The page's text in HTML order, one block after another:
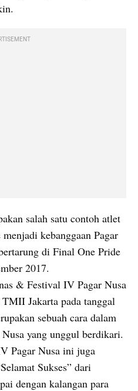
salah satu contoh atlet
kebanggaan Pagar
di Final One Pride
2017.
& Festival IV Pagar Nusa
Jakarta pada tanggal
sebuah cara dalam
yang unggul berdikari.
Pagar Nusa ini juga
Sukses” dari
dengan kalangan para